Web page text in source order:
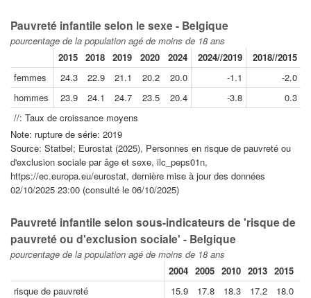
Pauvreté infantile selon le sexe - Belgique
pourcentage de la population agé de moins de 18 ans
2015 2018 2019 2020 2024 2024//2019
2018//2015
femmes
24.3 22.9 21.1 20.2 20.0 -1.1
-2.0
hommes
23.9 24.1 24.7 23.5 20.4 -3.8
0.3
//: Taux de croissance moyens
Note: rupture de série: 2019
Source: Statbel; Eurostat (2025), Personnes en risque de pauvreté ou
d'exclusion sociale par âge et sexe, ilc_peps01n,
https://ec.europa.eu/eurostat, dernière mise à jour des données
02/10/2025 23:00 (consulté le 06/10/2025)
Pauvreté infantile selon sous-indicateurs de 'risque de
pauvreté ou d'exclusion sociale' - Belgique
pourcentage de la population agé de moins de 18 ans
2004 2005 2010 2013 2015
risque de pauvreté
15.9 17.8 18.3 17.2 18.0